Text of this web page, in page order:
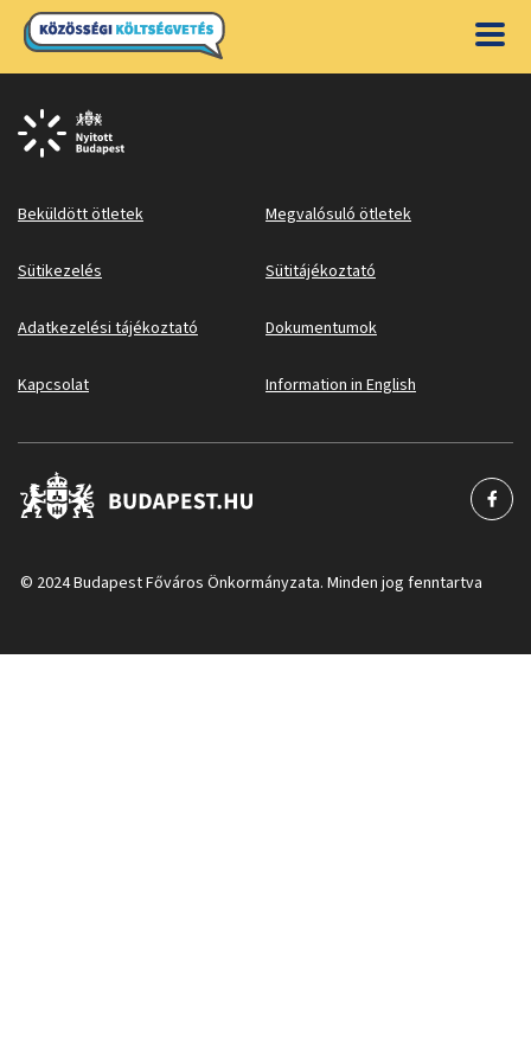
Beküldött ötletek Megvalósuló ötletek
Sütikezelés Sütitájékoztató
Adatkezelési tájékoztató Dokumentumok
Kapcsolat Information in English
© 2024 Budapest Főváros Önkormányzata. Minden jog fenntartva